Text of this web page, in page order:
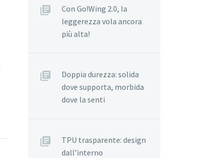
Con Go!Wing 2.0, la
leggerezza vola ancora
più alta!
Doppia durezza: solida
dove supporta, morbida
dove la senti
TPU trasparente: design
dall’interno